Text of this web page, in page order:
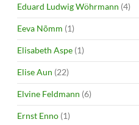
Eduard Ludwig Wöhrmann (4)
Eeva Nõmm (1)
Elisabeth Aspe (1)
Elise Aun (22)
Elvine Feldmann (6)
Ernst Enno (1)